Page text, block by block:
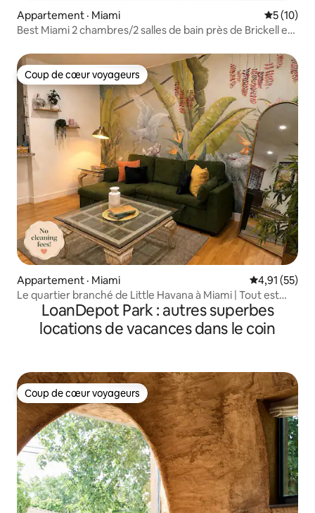
Appartement · Miami Note
5 (10)
Best Miami 2 chambres/2 salles de bain près de Brickell et
Coup de cœur voyageurs
Coup de cœur voyageurs
Appartement · Miami Note
4,91 (55)
Le quartier branché de Little Havana à Miami | Tout est
accessible à pied
LoanDepot Park : autres superbes
locations de vacances dans le coin
Coup de cœur voyageurs
Coup de cœur voyageurs